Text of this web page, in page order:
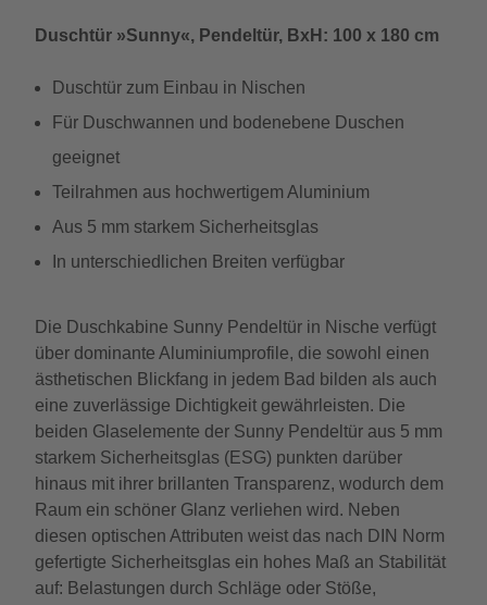
Duschtür »Sunny«, Pendeltür, BxH: 100 x 180 cm
Duschtür zum Einbau in Nischen
Für Duschwannen und bodenebene Duschen
geeignet
Teilrahmen aus hochwertigem Aluminium
Aus 5 mm starkem Sicherheitsglas
In unterschiedlichen Breiten verfügbar
Die Duschkabine Sunny Pendeltür in Nische verfügt
über dominante Aluminiumprofile, die sowohl einen
ästhetischen Blickfang in jedem Bad bilden als auch
eine zuverlässige Dichtigkeit gewährleisten. Die
beiden Glaselemente der Sunny Pendeltür aus 5 mm
starkem Sicherheitsglas (ESG) punkten darüber
hinaus mit ihrer brillanten Transparenz, wodurch dem
Raum ein schöner Glanz verliehen wird. Neben
diesen optischen Attributen weist das nach DIN Norm
gefertigte Sicherheitsglas ein hohes Maß an Stabilität
auf: Belastungen durch Schläge oder Stöße,